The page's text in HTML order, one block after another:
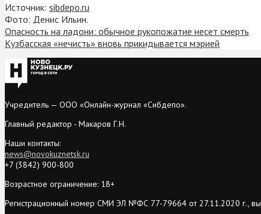
Источник: sibdepo.ru
Фото: Денис Ильин.
Опасность на ладони: обычное рукопожатие несет смерть
Кузбасская «нечисть» вновь прикидывается мэрией
Учредитель — ООО «Онлайн-журнал «Сибдепо».
Главный редактор - Макаров Г.Н.
Наши контакты:
news@novokuznetsk.ru
+7 (3842) 900-800
Возрастное ограничение: 18+
Регистрационный номер СМИ ЭЛ №ФС 77-79664 от 27.11.2020 г.,